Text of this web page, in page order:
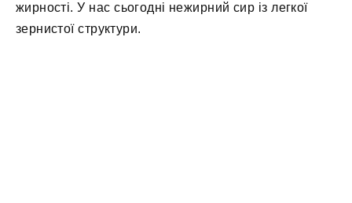
жирності. У нас сьогодні нежирний сир із легкої
зернистої структури.